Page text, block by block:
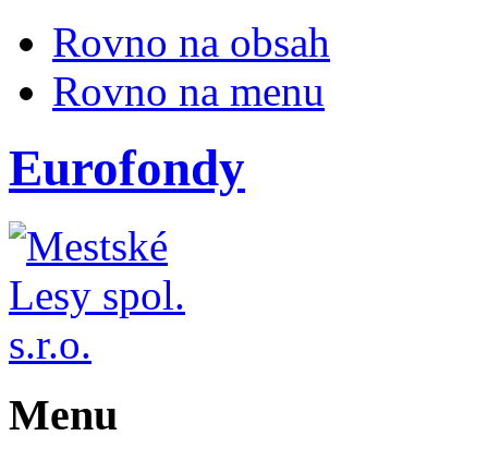
Rovno na obsah
Rovno na menu
Eurofondy
Menu